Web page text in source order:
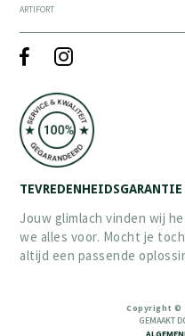
ARTIFORT
TEVREDENHEIDSGARANTIE
Jouw glimlach vinden wij
we alles voor. Mocht je
altijd een passende
Copyright ©
GEMAAKT